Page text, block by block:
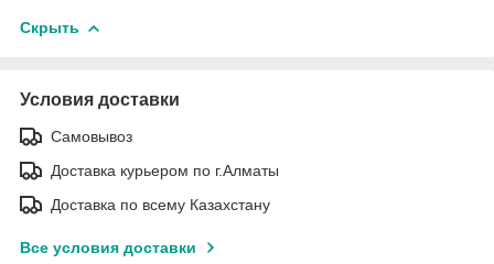
Скрыть
Условия доставки
Самовывоз
Доставка курьером по г.Алматы
Доставка по всему Казахстану
Все условия доставки